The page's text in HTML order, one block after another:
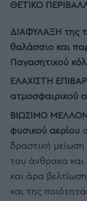
ΘΕΤΙΚΟ
ΔΙΑΦΥΛΑΞΗ της
θαλάσσιο και
Παγασητικού
ΕΛΑΧΙΣΤΗ
ατμοσφαιρικού
ΒΙΩΣΙΜΟ ΜΕΛΛΟΝ
φυσικού αερίου
δραστική
του άνθρακα
και άρα
και της